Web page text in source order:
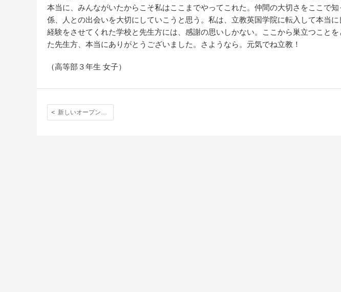
本当に、みんながいたからこそ私はここまでやってこれた。仲間の大切さをここで
係、人との出会いを大切にしていこうと思う。私は、立教英国学院に転入して本当
経験をさせてくれた学校と先生方には、感謝の思いしかない。ここから巣立つこと
た先生方、本当にありがとうございました。さようなら。元気でね立教！
（高等部３年生 女子）
新しいオープンデイ